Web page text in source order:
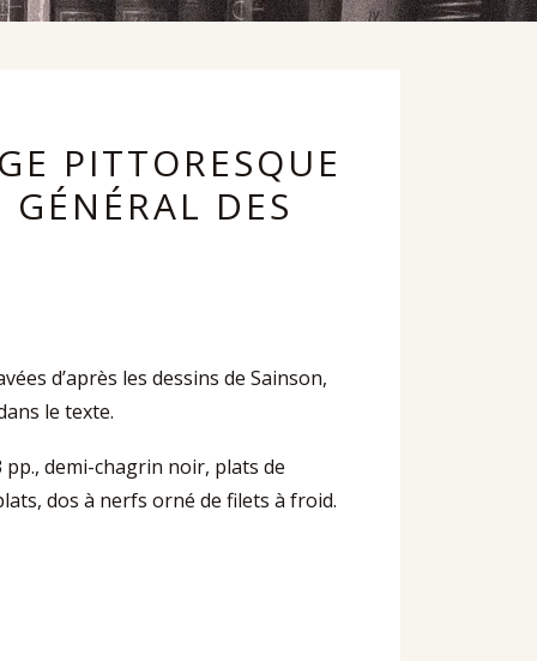
PITTORESQUE
DES
d’après les dessins de Sainson,
le texte.
pp., demi-chagrin noir, plats de
dos à nerfs orné de filets à froid.